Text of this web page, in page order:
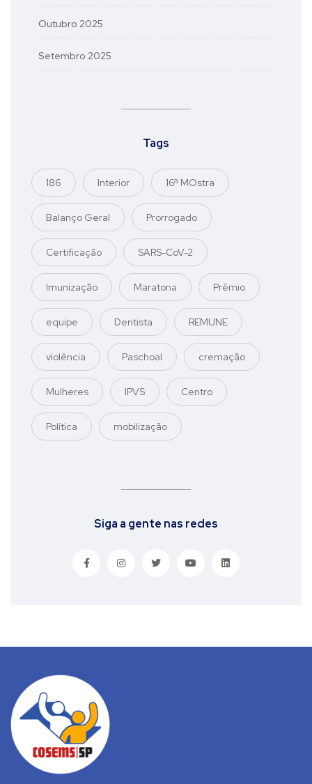
Outubro 2025
Setembro 2025
Tags
186 Interior 16ª MOstra
Balanço Geral Prorrogado
Certificação SARS-CoV-2
Imunização Maratona Prêmio
equipe Dentista REMUNE
violência Paschoal cremação
Mulheres IPVS Centro
Política mobilização
Siga a gente nas redes